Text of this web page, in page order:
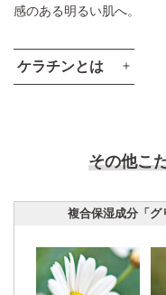
感のある明るい肌へ。
ケラチンとは
うるおった肌
その他こ
複合保湿成分「グ